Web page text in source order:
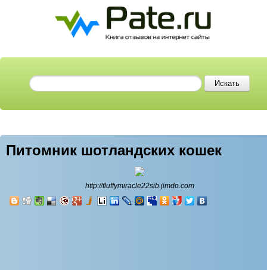
Питомник шотландских кошек
http://fluffymiracle22sib.jimdo.com